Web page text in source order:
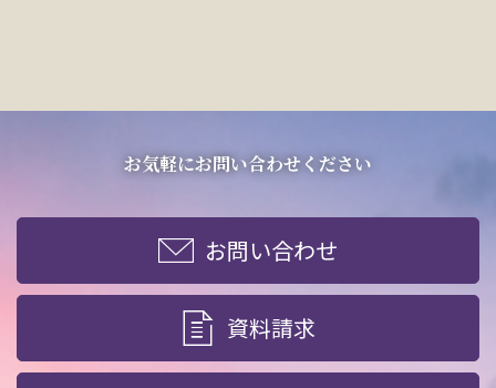
お気軽にお問い合わせください
お問い合わせ
資料請求